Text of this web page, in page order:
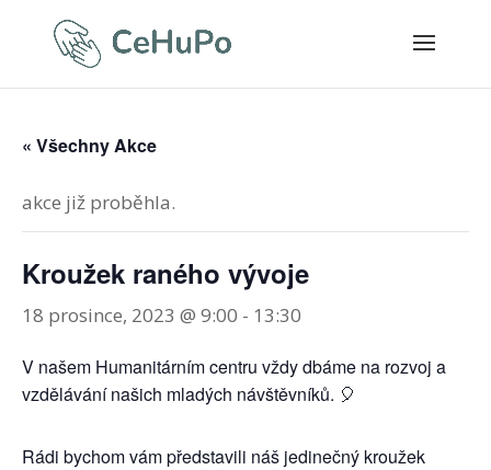
« Všechny Akce
akce již proběhla.
Kroužek raného vývoje
18 prosince, 2023 @ 9:00 - 13:30
V našem Humanitárním centru vždy dbáme na rozvoj a
vzdělávání našich mladých návštěvníků. 🎈
Rádi bychom vám představili náš jedinečný kroužek